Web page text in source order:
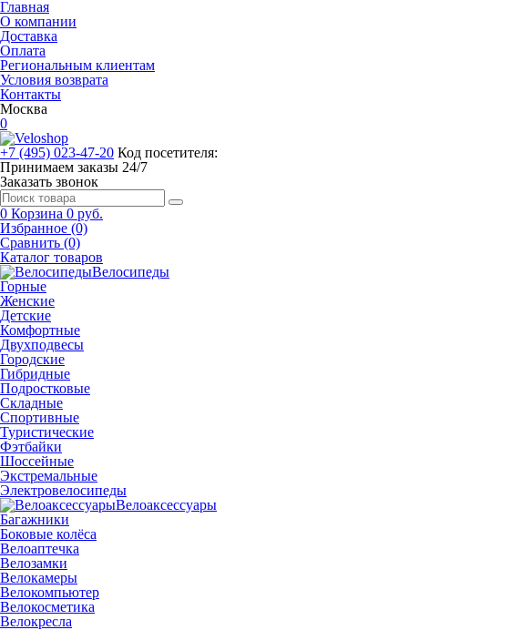
Главная
О компании
Доставка
Оплата
Региональным клиентам
Условия возврата
Контакты
Москва
0
+7 (495) 023-47-20 Код посетителя:
Принимаем заказы 24/7
Заказать звонок
0 Корзина 0 руб.
Избранное (0)
Сравнить (0)
Каталог товаров
Велосипеды
Горные
Женские
Детские
Комфортные
Двухподвесы
Городские
Гибридные
Подростковые
Складные
Спортивные
Туристические
Фэтбайки
Шоссейные
Экстремальные
Электровелосипеды
Велоаксессуары
Багажники
Боковые колёса
Велоаптечка
Велозамки
Велокамеры
Велокомпьютер
Велокосметика
Велокресла